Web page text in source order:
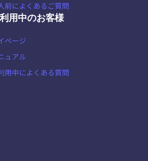
前によくあるご質問
用中のお客様
ページ
ュアル
用中によくある質問